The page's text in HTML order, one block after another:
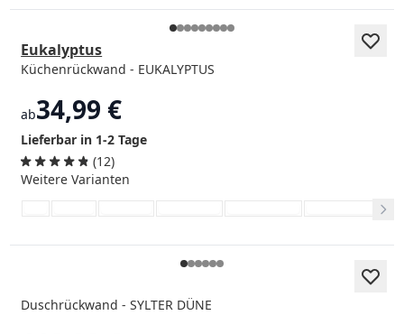
Eukalyptus
Küchenrückwand - EUKALYPTUS
ab34,99 €
Lieferbar in 1-2 Tage
(12)
Weitere Varianten
Duschrückwand - SYLTER DÜNE